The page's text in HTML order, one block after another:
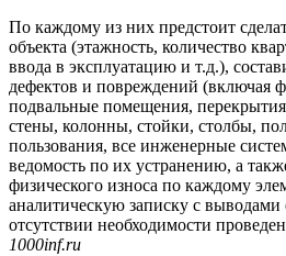
По каждому из них предстоит
объекта (этажность, количество
ввода в эксплуатацию и т.д.),
дефектов и повреждений (включая
подвальные помещения,
стены, колонны, стойки, столбы,
пользования, все инженерные
ведомость по их устранению, а
физического износа по каждому
аналитическую записку с
отсутствии необходимости
1000inf.ru